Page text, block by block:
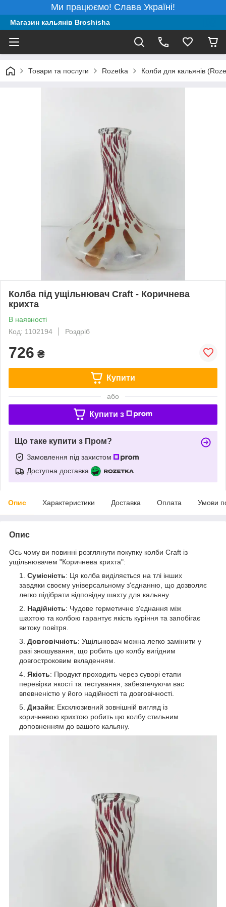
Ми працюємо! Слава Україні!
Магазин кальянів Broshisha
Товари та послуги Rozetka Колби для кальянів
Колба під ущільнювач Craft - Коричнева
крихта
В наявності
Код: 1102194
Роздріб
726 ₴
Купити
або
Купити з
Що таке купити з Пром?
Замовлення під захистом
Доступна доставка
Опис Характеристики Доставка Оплата Умови
Опис
Ось чому ви повинні розглянути покупку колби Craft із
ущільнювачем "Коричнева крихта":
Сумісність: Ця колба виділяється на тлі інших
завдяки своєму універсальному з'єднанню, що дозволяє
легко підібрати відповідну шахту для кальяну.
Надійність: Чудове герметичне з'єднання між
шахтою та колбою гарантує якість куріння та запобігає
витоку повітря.
Довговічність: Ущільнювач можна легко замінити у
разі зношування, що робить цю колбу вигідним
довгостроковим вкладенням.
Якість: Продукт проходить через суворі етапи
перевірки якості та тестування, забезпечуючи вас
впевненістю у його надійності та довговічності.
Дизайн: Ексклюзивний зовнішній вигляд із
коричневою крихтою робить цю колбу стильним
доповненням до вашого кальяну.